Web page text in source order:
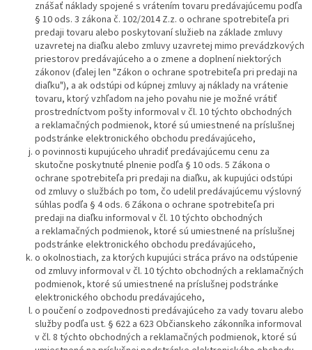
znášať náklady spojené s vrátením tovaru predávajúcemu podľa
§ 10 ods. 3 zákona č. 102/2014 Z.z. o ochrane spotrebiteľa pri
predaji tovaru alebo poskytovaní služieb na základe zmluvy
uzavretej na diaľku alebo zmluvy uzavretej mimo prevádzkových
priestorov predávajúceho a o zmene a doplnení niektorých
zákonov (ďalej len "Zákon o ochrane spotrebiteľa pri predaji na
diaľku"), a ak odstúpi od kúpnej zmluvy aj náklady na vrátenie
tovaru, ktorý vzhľadom na jeho povahu nie je možné vrátiť
prostredníctvom pošty informoval v čl. 10 týchto obchodných
a reklamačných podmienok, ktoré sú umiestnené na príslušnej
podstránke elektronického obchodu predávajúceho,
o povinnosti kupujúceho uhradiť predávajúcemu cenu za
skutočne poskytnuté plnenie podľa § 10 ods. 5 Zákona o
ochrane spotrebiteľa pri predaji na diaľku, ak kupujúci odstúpi
od zmluvy o službách po tom, čo udelil predávajúcemu výslovný
súhlas podľa § 4 ods. 6 Zákona o ochrane spotrebiteľa pri
predaji na diaľku informoval v čl. 10 týchto obchodných
a reklamačných podmienok, ktoré sú umiestnené na príslušnej
podstránke elektronického obchodu predávajúceho,
o okolnostiach, za ktorých kupujúci stráca právo na odstúpenie
od zmluvy informoval v čl. 10 týchto obchodných a reklamačných
podmienok, ktoré sú umiestnené na príslušnej podstránke
elektronického obchodu predávajúceho,
o poučení o zodpovednosti predávajúceho za vady tovaru alebo
služby podľa ust. § 622 a 623 Občianskeho zákonníka informoval
v čl. 8 týchto obchodných a reklamačných podmienok, ktoré sú